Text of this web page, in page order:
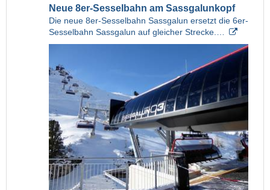
Neue 8er-Sesselbahn am Sassgalunkopf
Die neue 8er-Sesselbahn Sassgalun ersetzt die 6er-
Sesselbahn Sassgalun auf gleicher Strecke.…